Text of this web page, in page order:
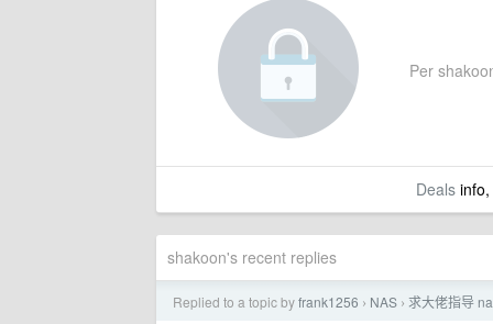
Per
Dealsinfo,
shakoon's recent replies
Replied to a topic byfrank1256 › NAS › 求大佬指导